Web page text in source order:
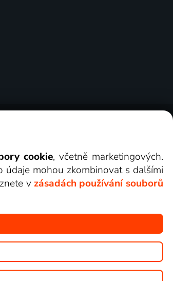
cookie, včetně marketingových.
údaje mohou zkombinovat s dalšími
v zásadách používání souborů